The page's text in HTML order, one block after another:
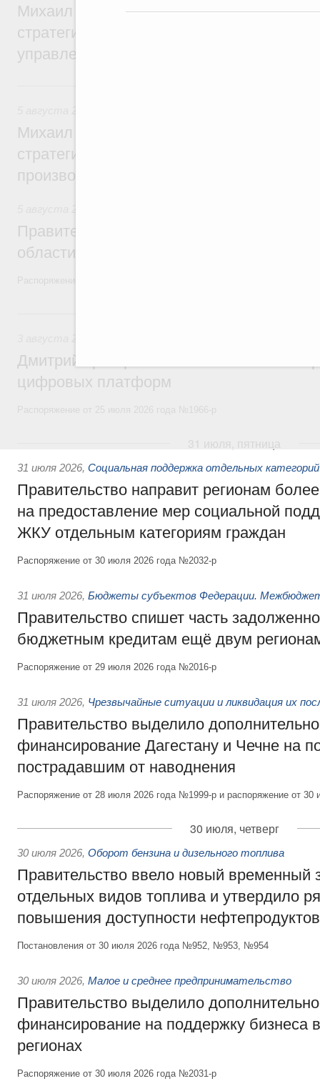
Михаил Мишустин дал поручения по
стратегической сессии о
управления научно-технологическим
Михаил Мишустин дал поручения по
стратегической сессии, посвящённой
производительности труда
Правительство увеличило объём
области в рамках федерального
Дмитрий Григоренко возглавил штаб по
цифровых платформ
31 июля 2026, Социальная поддержка отдельных
Правительство направит регионам
на предоставление мер социальной
ЖКУ отдельным категориям граждан
Распоряжение от 30 июля 2026 года №2032-р
31 июля 2026, Бюджеты субъектов Федерации.
Правительство спишет часть
бюджетным кредитам ещё двум
Распоряжение от 29 июля 2026 года №2016-р
31 июля 2026, Чрезвычайные ситуации и ликвидация их
Правительство выделило
финансирование Дагестану и Чечне на
пострадавшим от наводнения
Распоряжение от 28 июля 2026 года №1999-р и распоряжение от
30 июля, четверг
30 июля 2026, Оборот бензина и дизельного топлива
Правительство ввело новый временный
отдельных видов топлива и утвердило
повышения доступности нефтепродуктов
Постановления от 30 июля 2026 года №952, №953, №954
30 июля 2026, Малое и среднее предпринимательство
Правительство выделило
финансирование на поддержку бизнеса
регионах
Распоряжение от 30 июля 2026 года №2031-р